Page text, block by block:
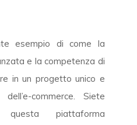
esempio di come la
e la competenza di
in un progetto unico e
commerce. Siete
piattaforma